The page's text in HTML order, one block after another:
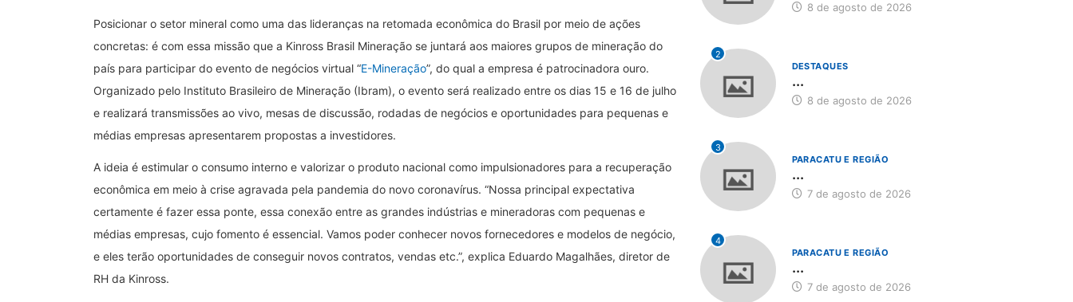
Posicionar o setor mineral como uma das lideranças na retomada econômica do Brasil por meio de ações
concretas: é com essa missão que a Kinross Brasil Mineração se juntará aos maiores grupos de mineração do
país para participar do evento de negócios virtual “E-Mineração”, do qual a empresa é patrocinadora ouro.
Organizado pelo Instituto Brasileiro de Mineração (Ibram), o evento será realizado entre os dias 15 e 16 de julho
e realizará transmissões ao vivo, mesas de discussão, rodadas de negócios e oportunidades para pequenas e
médias empresas apresentarem propostas a investidores.
A ideia é estimular o consumo interno e valorizar o produto nacional como impulsionadores para a recuperação
econômica em meio à crise agravada pela pandemia do novo coronavírus. “Nossa principal expectativa
certamente é fazer essa ponte, essa conexão entre as grandes indústrias e mineradoras com pequenas e
médias empresas, cujo fomento é essencial. Vamos poder conhecer novos fornecedores e modelos de negócio,
e eles terão oportunidades de conseguir novos contratos, vendas etc.”, explica Eduardo Magalhães, diretor de
RH da Kinross.
8 de agosto de 2026
2
DESTAQUES
...
8 de agosto de 2026
3
PARACATU E REGIÃO
...
7 de agosto de 2026
4
PARACATU E REGIÃO
...
7 de agosto de 2026